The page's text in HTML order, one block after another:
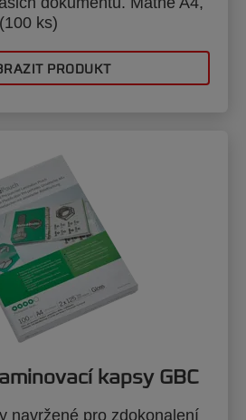
ks)
PRODUKT
kapsy GBC
navržené pro zdokonalení